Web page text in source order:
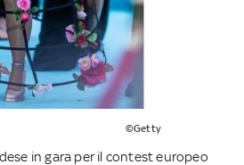
©Getty
in gara per il contest europeo